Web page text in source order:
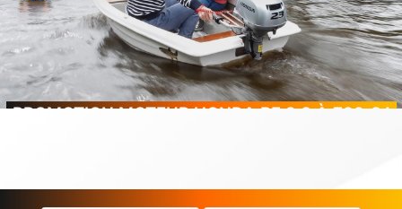
PROMOTION MOTEUR HONDA BF 2.3 À 799 € !